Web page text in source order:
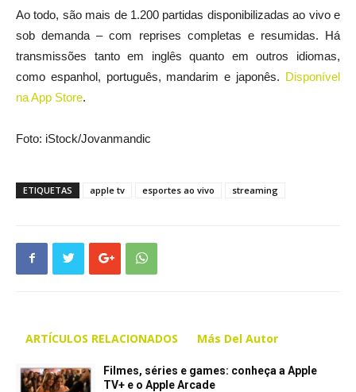
Ao todo, são mais de 1.200 partidas disponibilizadas ao vivo e
sob demanda – com reprises completas e resumidas. Há
transmissões tanto em inglês quanto em outros idiomas,
como espanhol, português, mandarim e japonês. Disponível
na App Store.
Foto: iStock/Jovanmandic
ETIQUETAS apple tv esportes ao vivo streaming
ARTÍCULOS RELACIONADOS Más Del Autor
Filmes, séries e games: conheça a Apple
TV+ e o Apple Arcade